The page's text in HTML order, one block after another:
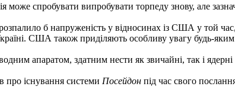
може спробувати випробувати торпеду знову, але
б напруженість у відносинах із США у той
Україні. США також приділяють особливу увагу будь-
апаратом, здатним нести як звичайні, так і
існування системи Посейдон під час свого